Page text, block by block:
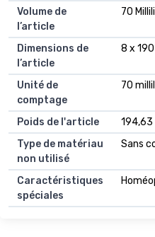
Volume de
l’article
70
Dimensions de
l’article
8 x
Unité de
comptage
70
Poids de l'article
194,63
Type de matériau
non utilisé
Sans
Caractéristiques
spéciales